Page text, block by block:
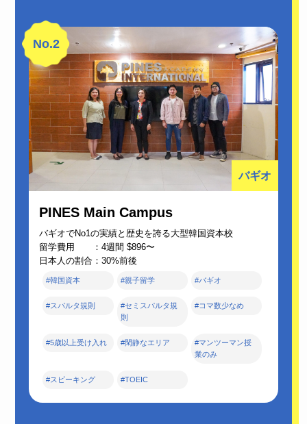
バギオ
PINES Main Campus
バギオでNo1の実績と歴史を誇る大型韓国資本校
留学費用 ：4週間 $896〜
日本人の割合：30%前後
#韓国資本 #親子留学 #バギオ
#スパルタ規則
#セミスパルタ規
則
#コマ数少なめ
#5歳以上受け入れ #閑静なエリア
#マンツーマン授
業のみ
#スピーキング #TOEIC
No.2